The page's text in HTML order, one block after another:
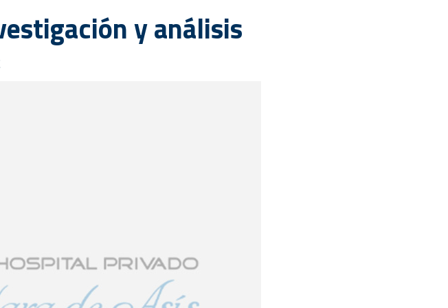
y análisis